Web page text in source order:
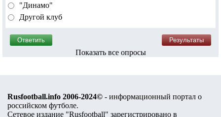
"Динамо"
Другой клуб
Показать все опросы
Rusfootball.info 2006-2024© - информационный портал о
российском футболе.
Сетевое издание "Rusfootball" зарегистрировано в